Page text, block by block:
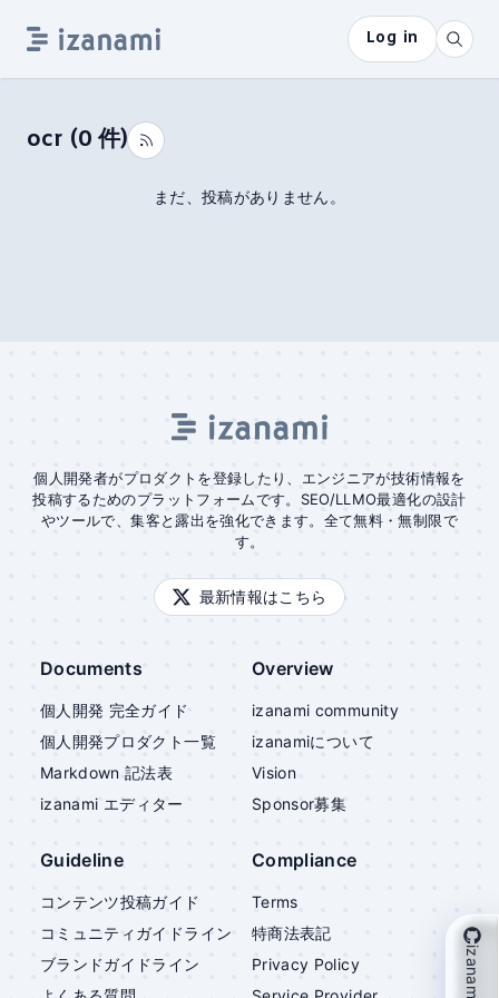
Log in
ocr (0 件)
まだ、投稿がありません。
個人開発者がプロダクトを登録したり、エンジニアが技術情報を
投稿するためのプラットフォームです。SEO/LLMO最適化の設計
やツールで、集客と露出を強化できます。全て無料・無制限で
す。
最新情報はこちら
Documents
個人開発 完全ガイド
個人開発プロダクト一覧
Markdown 記法表
izanami エディター
Overview
izanami community
izanamiについて
Vision
Sponsor募集
Guideline
コンテンツ投稿ガイド
コミュニティガイドライン
ブランドガイドライン
Compliance
Terms
特商法表記
Privacy Policy